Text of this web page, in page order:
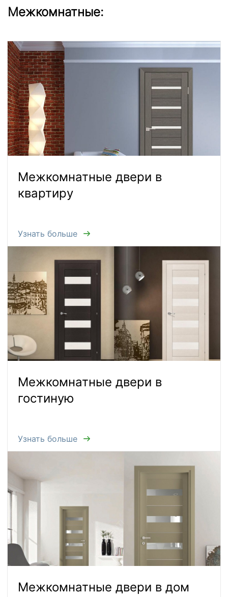
Межкомнатные:
Межкомнатные двери в
квартиру
Узнать больше
Межкомнатные двери в
гостиную
Узнать больше
Межкомнатные двери в дом